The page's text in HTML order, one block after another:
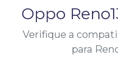
Oppo
Verifique a
para